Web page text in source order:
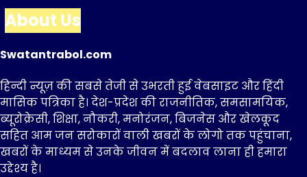
About Us
Swatantrabol.com
हिन्दी न्यूज़ की सबसे तेजी से उभरती हुई वेबसाइट और हिंदी
मासिक पत्रिका है। देश-प्रदेश की राजनीतिक, समसामयिक,
ब्यूरोक्रेसी, शिक्षा, नौकरी, मनोरंजन, बिजनेस और खेलकूद
सहित आम जन सरोकारों वाली खबरों के लोगो तक पहुंचाना,
खबरों के माध्यम से उनके जीवन में बदलाव लाना ही हमारा
उद्देश्य है।